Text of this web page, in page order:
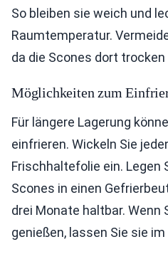
So bleiben sie weich und
Raumtemperatur.
da die Scones dort
Möglichkeiten zum
Für längere Lagerung
einfrieren. Wickeln Sie
Frischhaltefolie ein. Legen
Scones in einen
drei Monate haltbar. Wenn
genießen, lassen Sie sie